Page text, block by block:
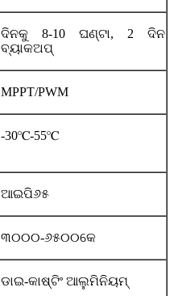
ଦିନକୁ 8-10 ଘଣ୍ଟା, 2 ଦିନ
ବ୍ୟାକଅପ୍
MPPT/PWM
-30℃-55℃
ଆଇପି୬୫
୩୦୦୦-୬୫୦୦କେ
ଡାଇ-କାଷ୍ଟିଂ ଆଲୁମିନିୟମ୍